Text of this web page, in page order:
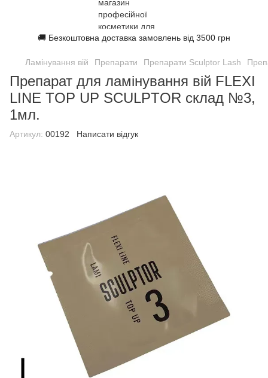
🚚 Безкоштовна доставка замовлень від 3500 грн
Ламінування вій Препарати Препарати Sculptor Lash
Препарат для ламінування вій FLEXI
LINE TOP UP SCULPTOR склад №3,
1мл.
Артикул: 00192 Написати відгук